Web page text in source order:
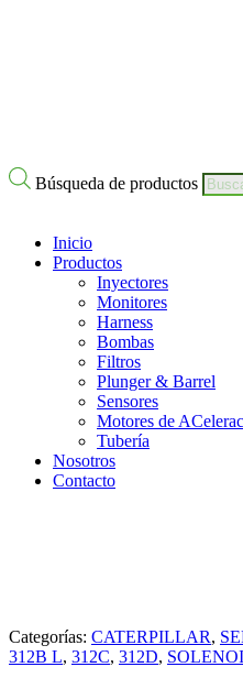
Búsqueda de productos
Inicio
Productos
Inyectores
Monitores
Harness
Bombas
Filtros
Plunger & Barrel
Sensores
Motores de
Tubería
Nosotros
Contacto
Categorías: CATERPILLAR,
312B L, 312C, 312D,